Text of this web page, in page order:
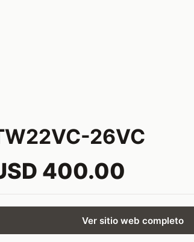
26VC
400.00
Ver sitio web completo